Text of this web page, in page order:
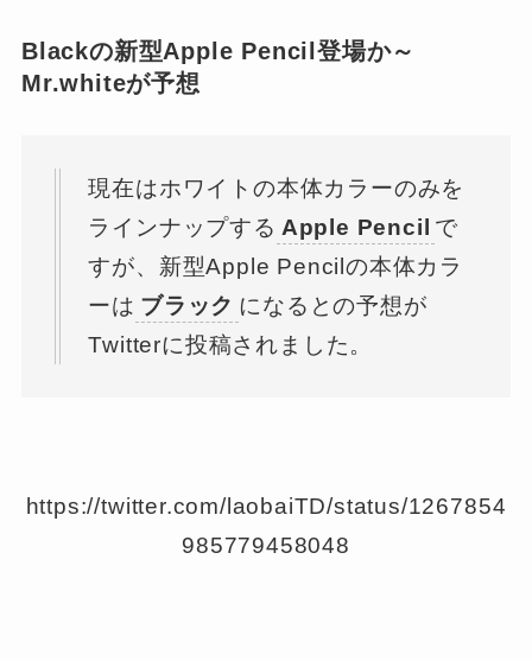
Blackの新型Apple Pencil登場か～
Mr.whiteが予想
現在はホワイトの本体カラーのみを
ラインナップする Apple Pencil で
すが、新型Apple Pencilの本体カラ
ーは ブラック になるとの予想が
Twitterに投稿されました。
https://twitter.com/laobaiTD/status/1267854
985779458048